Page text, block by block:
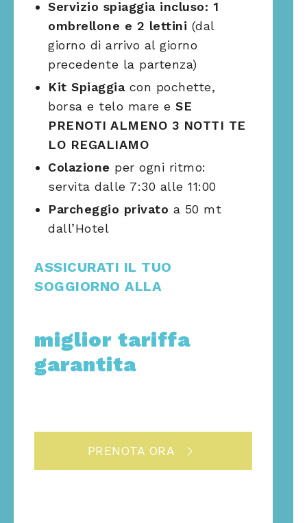
Servizio spiaggia incluso: 1
ombrellone e 2 lettini (dal
giorno di arrivo al giorno
precedente la partenza)
Kit Spiaggia con pochette,
borsa e telo mare e SE
PRENOTI ALMENO 3 NOTTI TE
LO REGALIAMO
Colazione per ogni ritmo:
servita dalle 7:30 alle 11:00
Parcheggio privato a 50 mt
dall’Hotel
ASSICURATI IL TUO
SOGGIORNO ALLA
miglior tariffa
garantita
PRENOTA ORA